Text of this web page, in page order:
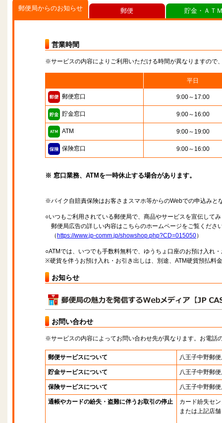
郵便局からのお知らせ
営業時間
※サービスの内容によりご利用いただける時間が異なりますので
平日
郵便窓口 9:00～17:00
貯金窓口 9:00～16:00
ATM 9:00～19:00
保険窓口 9:00～16:00
※ 窓口業務、ATMを一時休止する場合があります。
※バイク自賠責保険はお客さまスマホ等からのWebでの申込みと
○いつもご利用されている郵便局で、商品やサービスを宣伝して
郵便局広告の詳しい内容はこちらのホームページをご覧くださ
（ https://www.jp-comm.jp/showshop.php?CD=015050）
○ATMでは、いつでも手数料無料で、ゆうちょ口座のお預け入れ
※硬貨を伴うお預け入れ・お引き出しは、別途、ATM硬貨預払料
お知らせ
お問い合わせ
※サービスの内容によってお問い合わせ先が異なります。お電話
郵便サービスについて 八王子中野郵
貯金サービスについて 八王子中野郵
保険サービスについて 八王子中野郵
通帳やカードの紛失・盗難に伴うお取引の停止
カード紛失セ
または上記店舗
郵便 貯金・ＡＴ